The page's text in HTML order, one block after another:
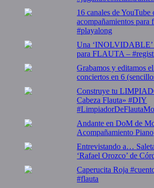
16 canales de YouTube
acompañamientos para
#playalong
Una ‘INOLVIDABLE’
para FLAUTA –
Grabamos y editamos
conciertos en 6
Construye tu
Cabeza Flauta» #DIY
Andante en DoM de
Acompañamiento Piano
Entrevistando a…
‘Rafael Orozco’ de
Caperucita Roja
#flauta